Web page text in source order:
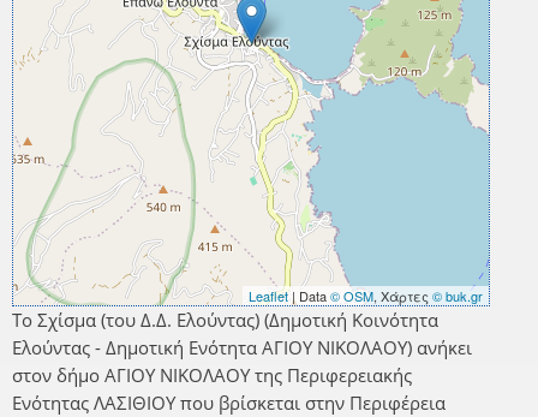
Leaflet| Data© OSM, Χάρτες © buk.gr
Το Σχίσμα (του Δ.Δ. Ελούντας) (Δημοτική Κοινότητα
Ελούντας - Δημοτική Ενότητα ΑΓΙΟΥ ΝΙΚΟΛΑΟΥ) ανήκει
στον δήμο ΑΓΙΟΥ ΝΙΚΟΛΑΟΥ της Περιφερειακής
Ενότητας ΛΑΣΙΘΙΟΥ που βρίσκεται στην Περιφέρεια